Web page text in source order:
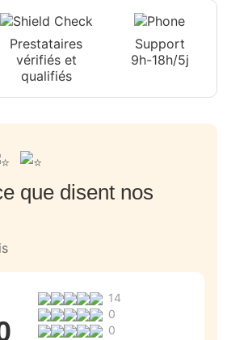
Prestataires
vérifiés et
qualifiés
Support
9h-18h/5j
que disent nos
14
0
0